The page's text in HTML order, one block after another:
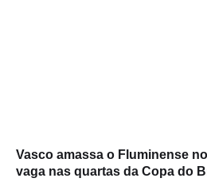
Vasco amassa o Fluminense
vaga nas quartas da Copa do